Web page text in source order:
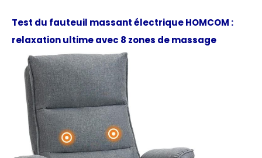
Test du fauteuil massant électrique HOMCOM :
relaxation ultime avec 8 zones de massage